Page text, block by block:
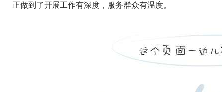
正做到了开展工作有深度，服务群众有温度。